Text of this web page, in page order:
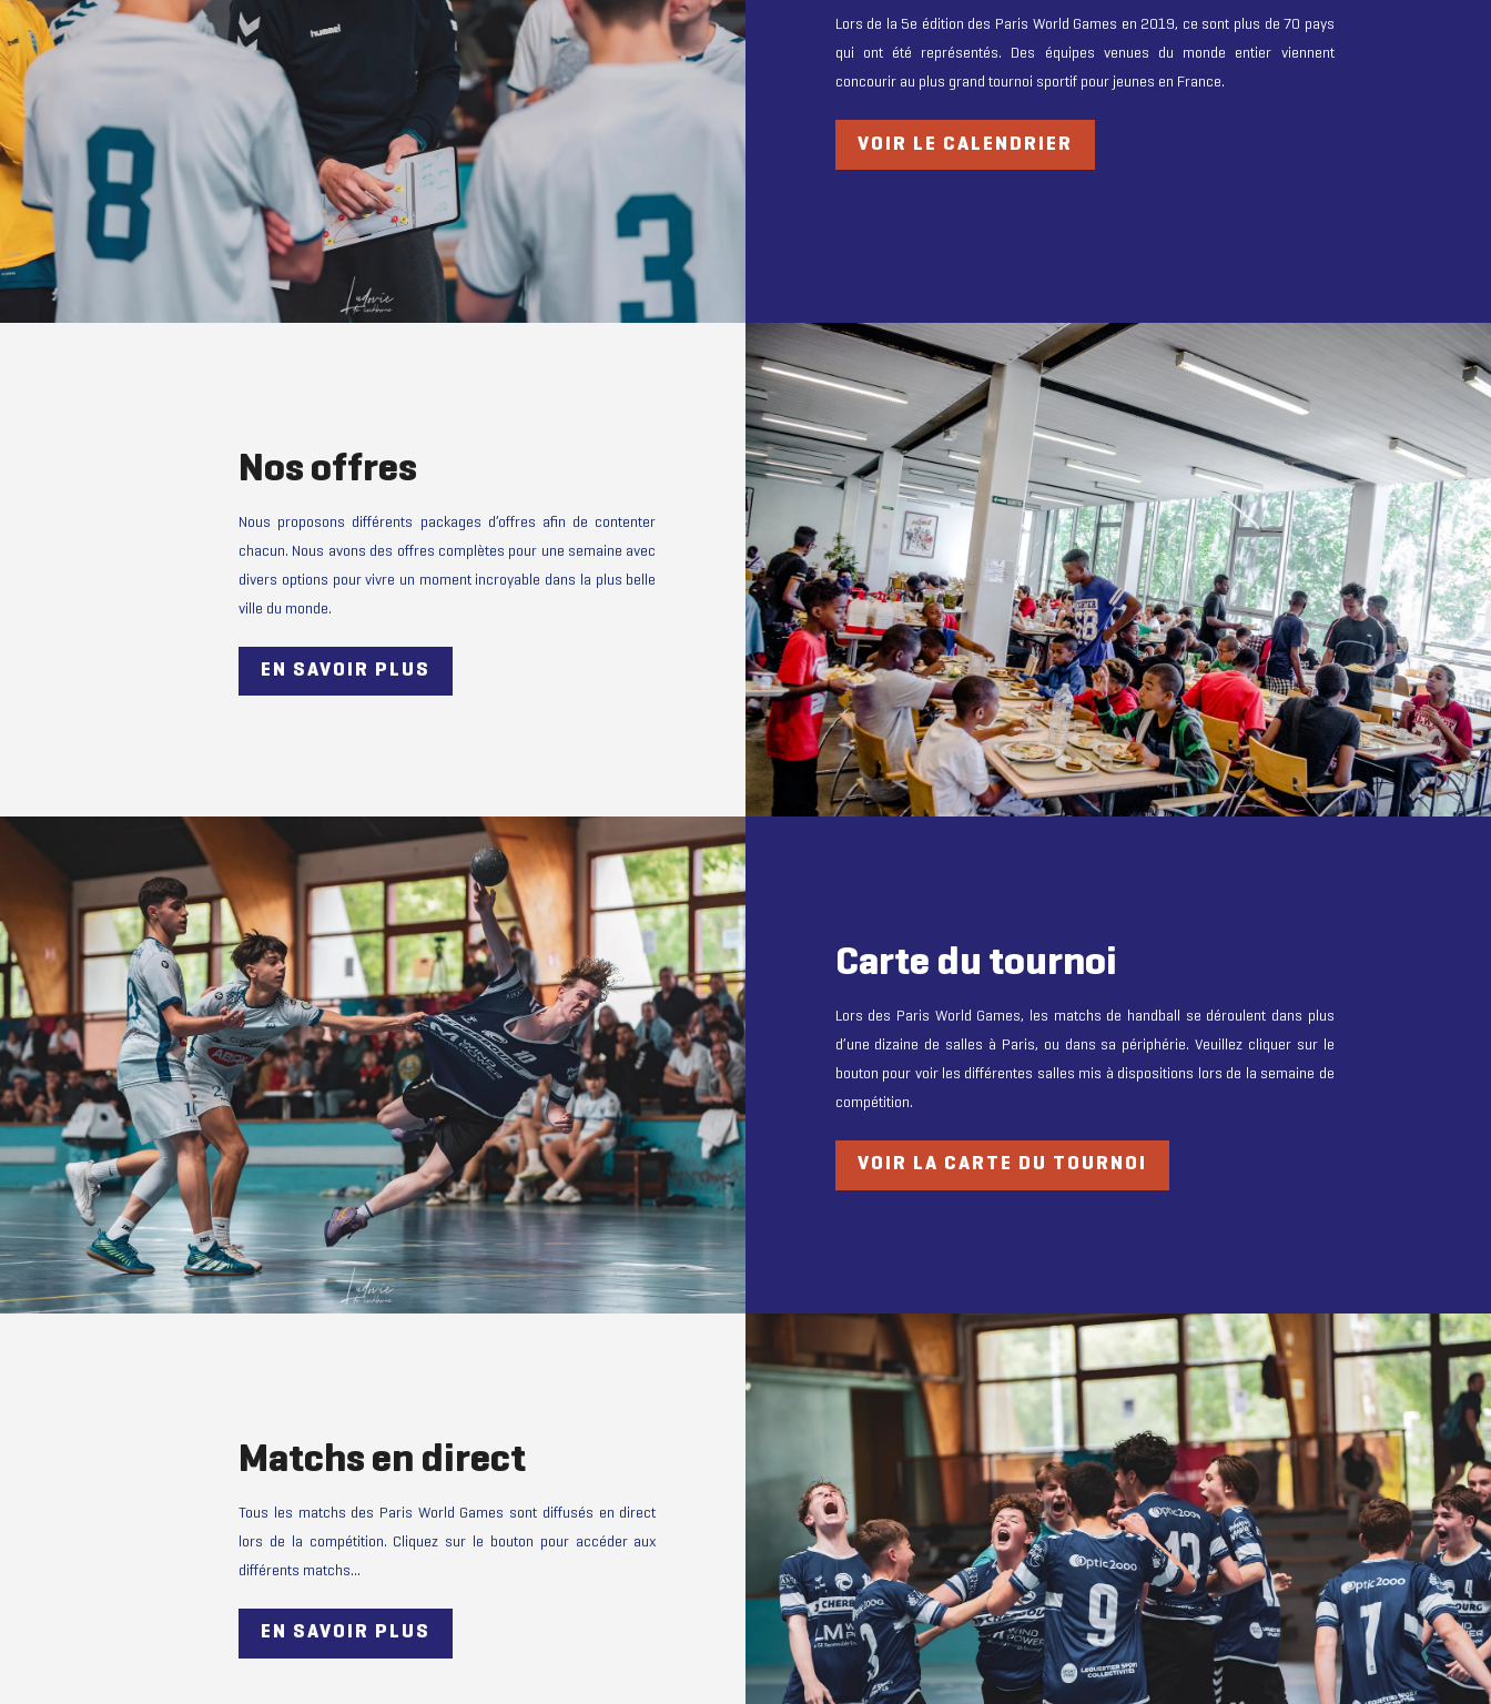
Lors de la 5e édition des Paris World Games en 2019, ce sont plus de 70 pays
qui ont été représentés. Des équipes venues du monde entier viennent
concourir au plus grand tournoi sportif pour jeunes en France.
VOIR LE CALENDRIER
Nos offres
Nous proposons différents packages d’offres afin de contenter
chacun. Nous avons des offres complètes pour une semaine avec
divers options pour vivre un moment incroyable dans la plus belle
ville du monde.
EN SAVOIR PLUS
Carte du tournoi
Lors des Paris World Games, les matchs de handball se déroulent dans plus
d’une dizaine de salles à Paris, ou dans sa périphérie. Veuillez cliquer sur le
bouton pour voir les différentes salles mis à dispositions lors de la semaine de
compétition.
VOIR LA CARTE DU TOURNOI
Matchs en direct
Tous les matchs des Paris World Games sont diffusés en direct
lors de la compétition. Cliquez sur le bouton pour accéder aux
différents matchs…
EN SAVOIR PLUS